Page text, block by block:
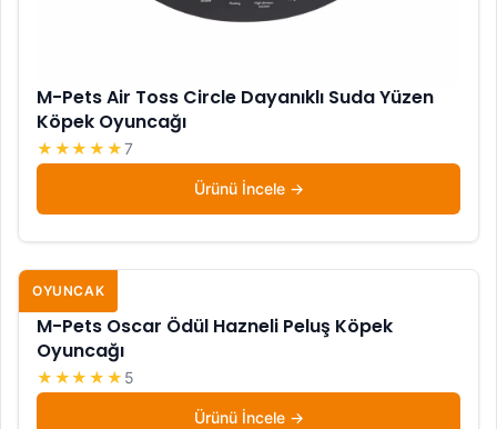
M-Pets Air Toss Circle Dayanıklı Suda Yüzen
Köpek Oyuncağı
★★★★★7
Ürünü İncele
OYUNCAK
M-Pets Oscar Ödül Hazneli Peluş Köpek
Oyuncağı
★★★★★ 5
Ürünü İncele